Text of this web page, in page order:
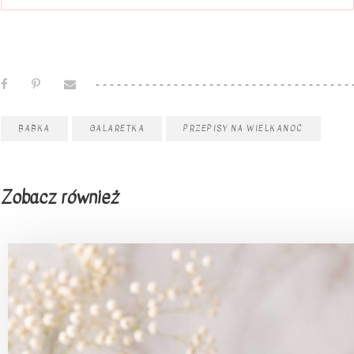
BABKA GALARETKA PRZEPISY NA WIELKANOC
Zobacz również